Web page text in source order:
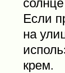
Если
на
крем.